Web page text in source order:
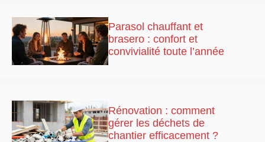
Parasol chauffant et
brasero : confort et
convivialité toute l’année
Rénovation : comment
gérer les déchets de
chantier efficacement ?